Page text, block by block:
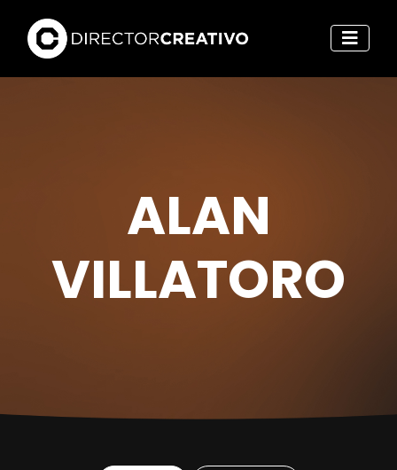
ALAN
VILLATORO